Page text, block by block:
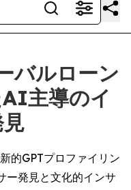
バルローン
主導のイ
的GPTプロファイリン
ー発見と文化的インサ